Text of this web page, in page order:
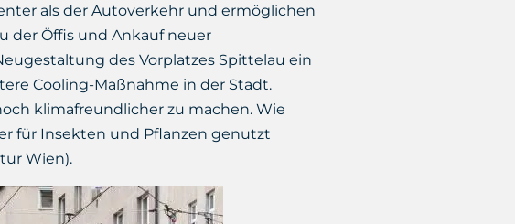
als der Autoverkehr und ermöglichen
der Öffis und Ankauf neuer
des Vorplatzes Spittelau ein
Cooling-Maßnahme in der Stadt.
klimafreundlicher zu machen. Wie
für Insekten und Pflanzen genutzt
Wien).